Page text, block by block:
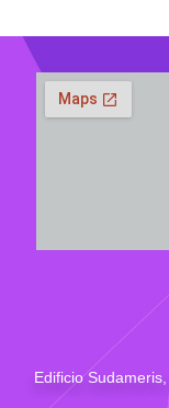
Edificio Sudameris,